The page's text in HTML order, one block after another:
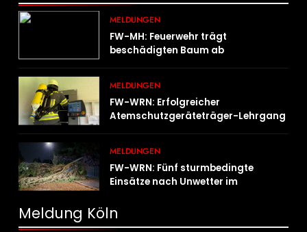
MELDUNGEN
FW-MH: Feuerwehr trägt
beschädigten Baum ab
MELDUNGEN
FW-WRN: Erfolgreicher
Atemschutzgeräteträger-Lehrgang
MELDUNGEN
FW-WRN: Fünf sturmbedingte
Einsätze nach Unwetter im
Meldung Köln